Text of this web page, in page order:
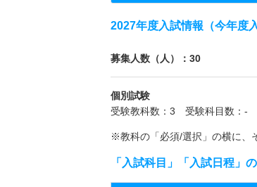
2027年度入試情報（今年度入
募集人数（人）：30
個別試験
受験教科数：3 受験科目数：-
※教科の「必須/選択」の横に、
「入試科目」「入試日程」